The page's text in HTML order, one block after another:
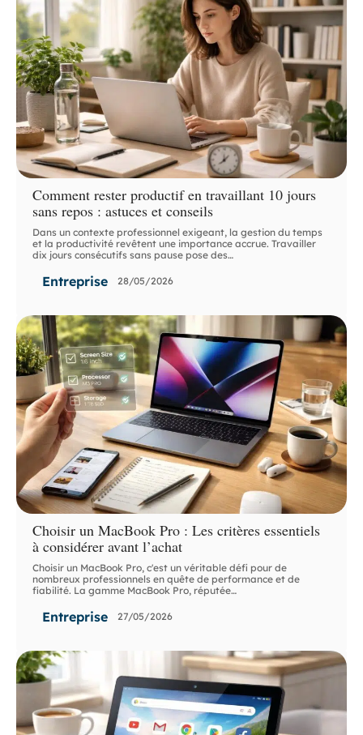
Comment rester productif en travaillant 10 jours
sans repos : astuces et conseils
Dans un contexte professionnel exigeant, la gestion du temps
et la productivité revêtent une importance accrue. Travailler
dix jours consécutifs sans pause pose des…
Entreprise 28/05/2026
Choisir un MacBook Pro : Les critères essentiels
à considérer avant l’achat
Choisir un MacBook Pro, c'est un véritable défi pour de
nombreux professionnels en quête de performance et de
fiabilité. La gamme MacBook Pro, réputée…
Entreprise 27/05/2026